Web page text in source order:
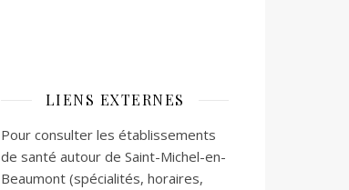
LIENS EXTERNES
Pour consulter les établissements
de santé autour de Saint-Michel-en-
Beaumont (spécialités, horaires,